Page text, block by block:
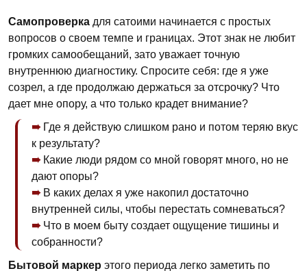
Самопроверка для сатоими начинается с простых
вопросов о своем темпе и границах. Этот знак не любит
громких самообещаний, зато уважает точную
внутреннюю диагностику. Спросите себя: где я уже
созрел, а где продолжаю держаться за отсрочку? Что
дает мне опору, а что только крадет внимание?
Где я действую слишком рано и потом теряю вкус
к результату?
Какие люди рядом со мной говорят много, но не
дают опоры?
В каких делах я уже накопил достаточно
внутренней силы, чтобы перестать сомневаться?
Что в моем быту создает ощущение тишины и
собранности?
Бытовой маркер этого периода легко заметить по